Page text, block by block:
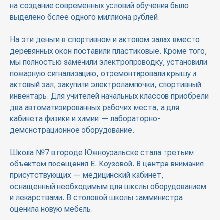
на создание современных условий обучения было
выделено более одного миллиона рублей.
На эти деньги в спортивном и актовом залах вместо
деревянных окон поставили пластиковые. Кроме того,
мы полностью заменили электропроводку, установили
пожарную сигнализацию, отремонтировали крышу и
актовый зал, закупили электролампочки, спортивный
инвентарь. Для учителей начальных классов приобрели
два автоматизированных рабочих места, а для
кабинета физики и химии — лабораторно-
демонстрационное оборудование.
Школа №7 в городе Южноуральске стала третьим
объектом посещения Е. Коузовой. В центре внимания
присутствующих — медицинский кабинет,
оснащенный необходимым для школы оборудованием
и лекарствами. В столовой школы замминистра
оценила новую мебель.